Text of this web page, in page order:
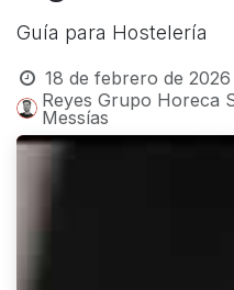
Guía para Hostelería
18 de febrero de 2026
Reyes Grupo Horeca
Messías